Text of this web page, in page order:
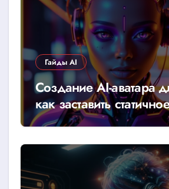
Гайды AI
Создание AI-аватара
как заставить
говорить